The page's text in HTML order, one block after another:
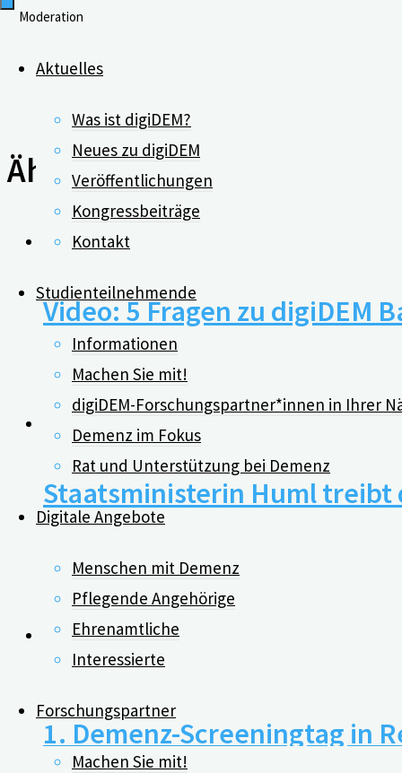
Aktuelles
Was ist digiDEM?
Neues zu digiDEM
Veröffentlichungen
Kongressbeiträge
Kontakt
Studienteilnehmende
Informationen
Machen Sie mit!
digiDEM-Forschungspartner*innen in Ihrer
Demenz im Fokus
Rat und Unterstützung bei Demenz
Digitale Angebote
Menschen mit Demenz
Pflegende Angehörige
Ehrenamtliche
Interessierte
Forschungspartner
Machen Sie mit!
Moderation
Ähnliche Beiträge
0
Video: 5 Fragen zu digiDEM
26.07.2021
Staatsministerin Huml treibt
25.09.2020
1. Demenz-Screeningtag in